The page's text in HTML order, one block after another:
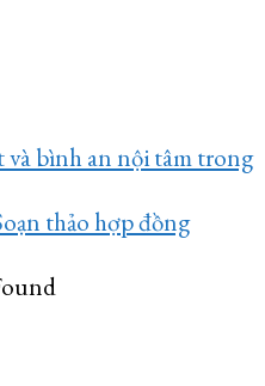
và bình an nội tâm trong
thảo hợp đồng